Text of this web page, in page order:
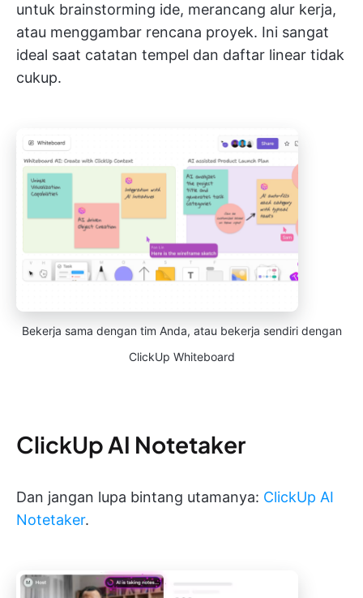
untuk brainstorming ide, merancang alur kerja,
atau menggambar rencana proyek. Ini sangat
ideal saat catatan tempel dan daftar linear tidak
cukup.
Bekerja sama dengan tim Anda, atau bekerja sendiri dengan
ClickUp Whiteboard
ClickUp AI Notetaker
Dan jangan lupa bintang utamanya: ClickUp AI
Notetaker.